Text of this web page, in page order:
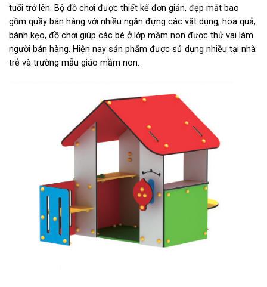
tuổi trở lên. Bộ đồ chơi được thiết kế đơn giản, đẹp mắt bao
gồm quầy bán hàng với nhiều ngăn đựng các vật dụng, hoa quả,
bánh kẹo, đồ chơi giúp các bé ở lớp mầm non được thử vai làm
người bán hàng. Hiện nay sản phẩm được sử dụng nhiều tại nhà
trẻ và trường mẫu giáo mầm non.